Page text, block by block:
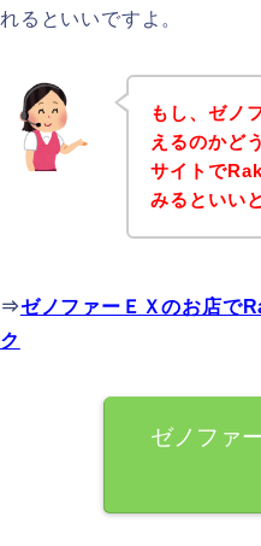
れるといいですよ。
もし、ゼノ
えるのかど
サイトで
みるといい
⇒ゼノファーＥＸのお店で
ク
ゼノファ